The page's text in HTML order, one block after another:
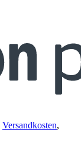
Versandkosten,